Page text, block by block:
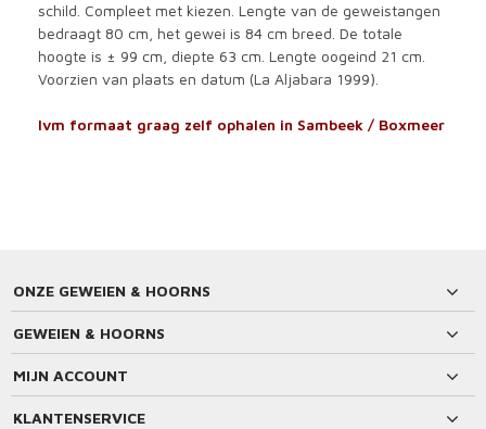
schild. Compleet met kiezen. Lengte van de geweistangen
bedraagt 80 cm, het gewei is 84 cm breed. De totale
hoogte is ± 99 cm, diepte 63 cm. Lengte oogeind 21 cm.
Voorzien van plaats en datum (La Aljabara 1999).
Ivm formaat graag zelf ophalen in Sambeek / Boxmeer
ONZE GEWEIEN & HOORNS
GEWEIEN & HOORNS
MIJN ACCOUNT
KLANTENSERVICE